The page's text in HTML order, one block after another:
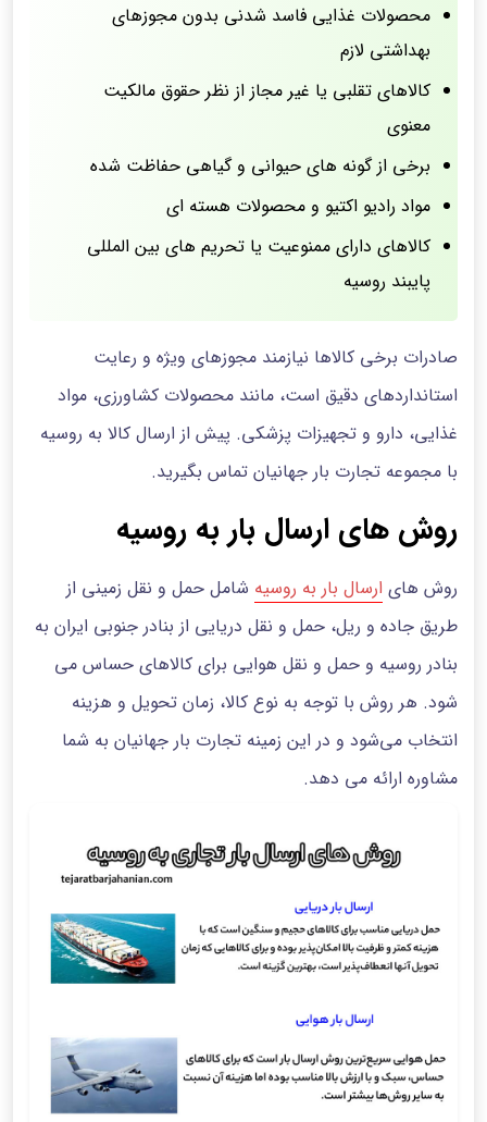
محصولات غذایی فاسد شدنی بدون مجوزهای
بهداشتی لازم
کالاهای تقلبی یا غیر مجاز از نظر حقوق مالکیت
معنوی
برخی از گونه های حیوانی و گیاهی حفاظت‌ شده
مواد رادیو اکتیو و محصولات هسته ای
کالاهای دارای ممنوعیت یا تحریم های بین‌ المللی
پایبند روسیه
صادرات برخی کالاها نیازمند مجوزهای ویژه و رعایت
استانداردهای دقیق است، مانند محصولات کشاورزی، مواد
غذایی، دارو و تجهیزات پزشکی. پیش از ارسال کالا به روسیه
با مجموعه تجارت بار جهانیان تماس بگیرید.
روش های ارسال بار به روسیه
روش های ارسال بار به روسیه شامل حمل‌ و نقل زمینی از
طریق جاده و ریل، حمل‌ و نقل دریایی از بنادر جنوبی ایران به
بنادر روسیه و حمل‌ و نقل هوایی برای کالاهای حساس می
شود. هر روش با توجه به نوع کالا، زمان تحویل و هزینه
انتخاب می‌شود و در این زمینه تجارت بار جهانیان به شما
مشاوره ارائه می دهد.